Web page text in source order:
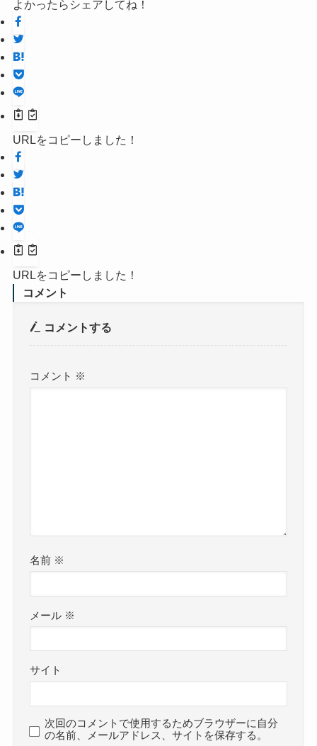
よかったらシェアしてね！
URLをコピーしました！
URLをコピーしました！
コメント
コメントする
コメント ※
名前 ※
メール ※
サイト
次回のコメントで使用するためブラウザーに自分
の名前、メールアドレス、サイトを保存する。